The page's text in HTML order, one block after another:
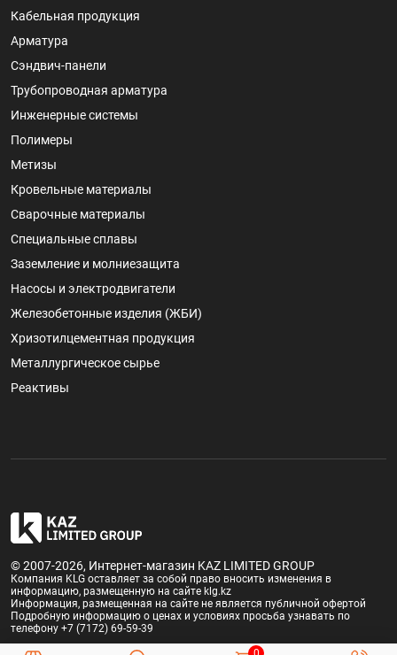
Кабельная продукция
Арматура
Сэндвич-панели
Трубопроводная арматура
Инженерные системы
Полимеры
Метизы
Кровельные материалы
Сварочные материалы
Специальные сплавы
Заземление и молниезащита
Насосы и электродвигатели
Железобетонные изделия (ЖБИ)
Хризотилцементная продукция
Металлургическое сырье
Реактивы
© 2007-2026, Интернет-магазин KAZ LIMITED GROUP
Компания KLG оставляет за собой право вносить изменения в
информацию, размещенную на сайте klg.kz
Информация, размещенная на сайте не является публичной офертой
Подробную информацию о ценах и условиях просьба узнавать по
телефону +7 (7172) 69-59-39